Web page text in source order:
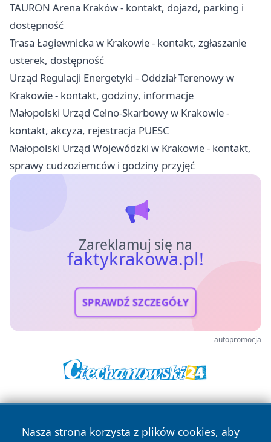
TAURON Arena Kraków - kontakt, dojazd, parking i
dostępność
Trasa Łagiewnicka w Krakowie - kontakt, zgłaszanie
usterek, dostępność
Urząd Regulacji Energetyki - Oddział Terenowy w
Krakowie - kontakt, godziny, informacje
Małopolski Urząd Celno-Skarbowy w Krakowie -
kontakt, akcyza, rejestracja PUESC
Małopolski Urząd Wojewódzki w Krakowie - kontakt,
sprawy cudzoziemców i godziny przyjęć
Zareklamuj się na
faktykrakowa.pl!
SPRAWDŹ SZCZEGÓŁY
autopromocja
Nasza strona korzysta z plików cookies, aby